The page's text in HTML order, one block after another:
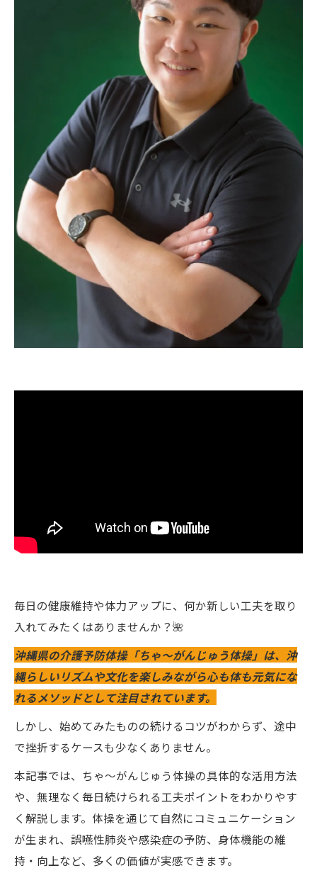
毎日の健康維持や体力アップに、何か新しい工夫を取り
入れてみたくはありませんか？🌺
沖縄県の介護予防体操「ちゃ～がんじゅう体操」は、沖
縄らしいリズムや文化を楽しみながら心も体も元気にな
れるメソッドとして注目されています。
しかし、始めてみたものの続けるコツがわからず、途中
で挫折するケースも少なくありません。
本記事では、ちゃ～がんじゅう体操の具体的な活用方法
や、無理なく毎日続けられる工夫ポイントをわかりやす
く解説します。体操を通じて自然にコミュニケーション
が生まれ、誤嚥性肺炎や感染症の予防、身体機能の維
持・向上など、多くの価値が実感できます。